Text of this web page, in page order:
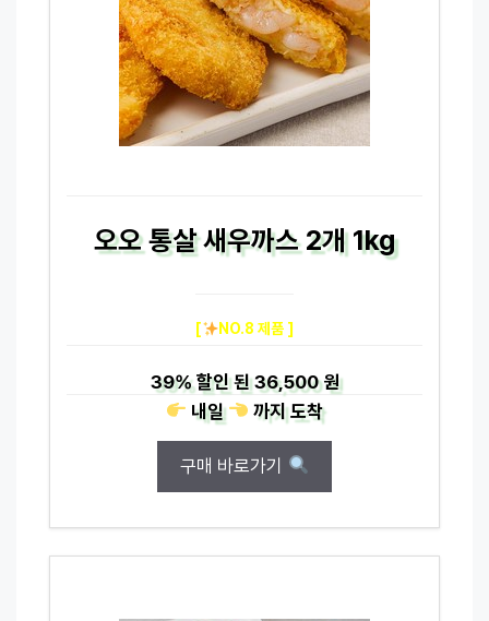
오오 통살 새우까스 2개 1kg
[ NO.8 제품 ]
39%할인 된36,500 원
내일
까지도착
구매 바로가기